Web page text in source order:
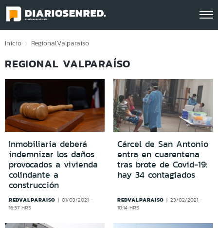
Click acá para ir directamente al contenido
Inicio RegionalValparaíso
REGIONAL VALPARAÍSO
Inmobiliaria deberá
indemnizar los daños
provocados a vivienda
colindante a
construcción
REDVALPARAISO
01/03/2021 -
16:37 HRS
Cárcel de San Antonio
entra en cuarentena
tras brote de Covid-19:
hay 34 contagiados
REDVALPARAISO
23/02/2021 -
10:14 HRS